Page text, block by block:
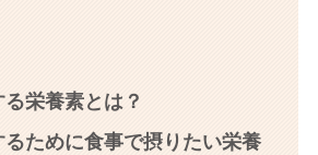
栄養素とは？
るために食事で摂りたい栄養